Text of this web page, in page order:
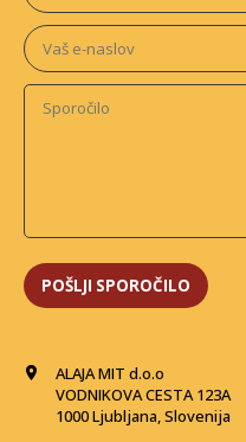
ALAJA MIT d.o.o
VODNIKOVA CESTA 123A
1000 Ljubljana, Slovenija